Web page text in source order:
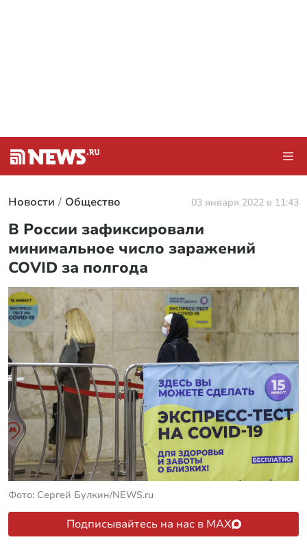
Новости Общество 03 января 2022 в 11:43
В России зафиксировали
минимальное число заражений
COVID за полгода
Фото: Сергей Булкин/NEWS.ru
Подписывайтесь на нас в MAX